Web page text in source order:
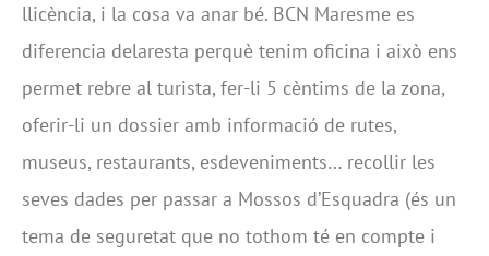
llicència, i la cosa va anar bé. BCN Maresme es
diferencia delaresta perquè tenim oficina i això ens
permet rebre al turista, fer-li 5 cèntims de la zona,
oferir-li un dossier amb informació de rutes,
museus, restaurants, esdeveniments… recollir les
seves dades per passar a Mossos d’Esquadra (és un
tema de seguretat que no tothom té en compte i